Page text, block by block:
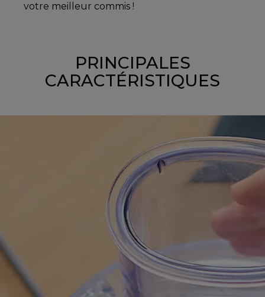
votre meilleur commis !
PRINCIPALES
CARACTÉRISTIQUES